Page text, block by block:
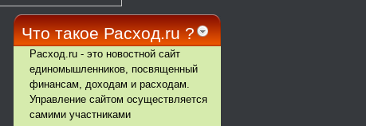
Что такое Расход.ru ?
Расход.ru - это новостной сайт
единомышленников, посвященный
финансам, доходам и расходам.
Управление сайтом осуществляется
самими участниками